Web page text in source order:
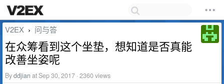
V2EX › 问与答
在众筹看到这个坐垫，想知道是否真能
改善坐姿呢
Byddjian at Sep 30, 2017 · 2360 views